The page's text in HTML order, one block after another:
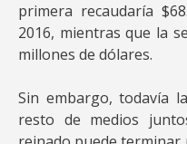
primera recaudaría
2016, mientras que la
millones de dólares.
Sin embargo, todavía
resto de medios